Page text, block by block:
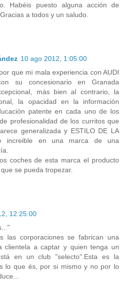
Habéis puesto alguna acción de
a todos y un saludo.
10 ago 2012, 1:05:00
que mi mala experiencia con AUDI
su concesionario en Granada
más bien al contrario, la
la opacidad en la información
patente en cada uno de los
profesionalidad de los curritos que
generalizada y ESTILO DE LA
increible en una marca de una
coches de esta marca el producto
se pueda tropezar.
12:25:00
las corporaciones se fabrican una
clientela a captar y quien tenga un
en un club "selecto".Esta es la
lo que és, por si mismo y no por lo